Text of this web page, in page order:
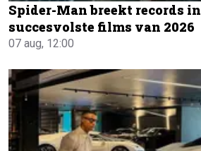
Spider-Man breekt records
succesvolste films van 2026
07 aug, 12:00